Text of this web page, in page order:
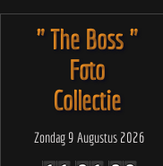
" The Boss "
Foto
Collectie
Zondag 9 Augustus 2026